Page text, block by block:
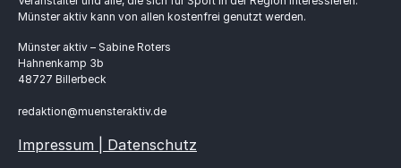
Münster aktiv kann von allen kostenfrei genutzt werden.
Münster aktiv – Sabine Roters
Hahnenkamp 3b
48727 Billerbeck
redaktion@muensteraktiv.de
Impressum | Datenschutz